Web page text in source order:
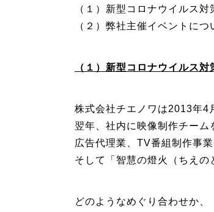
（１）新型コロナウイルス
（２）弊社主催イベントにつ
（１）新型コロナウイルス
株式会社チエノワは2013年4
翌年、社内に映像制作チーム
広告代理業、TV番組制作事
そして「智慧の燈火（ちえの
どのようなめぐり合わせか、